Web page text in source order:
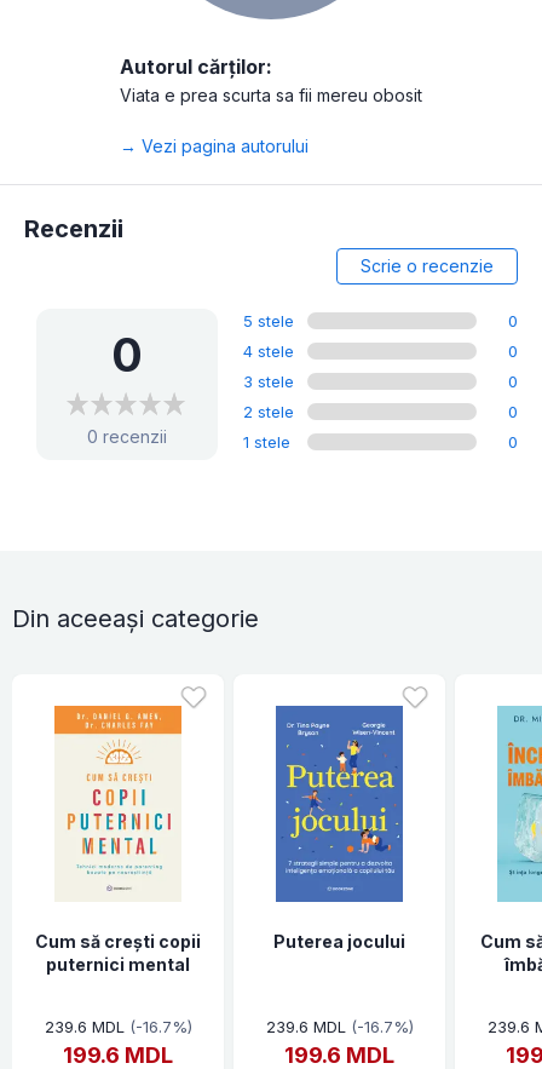
Autorul cărților:
Viata e prea scurta sa fii mereu obosit
→ Vezi pagina autorului
Recenzii
Scrie o recenzie
0
0 recenzii
5 stele
0
4 stele
0
3 stele
0
2 stele
0
1 stele
0
Din aceeași categorie
Cum să crești copii
puternici mental
239.6 MDL (-16.7%)
199.6 MDL
Puterea jocului
239.6 MDL (-16.7%)
199.6 MDL
Cum
239.6